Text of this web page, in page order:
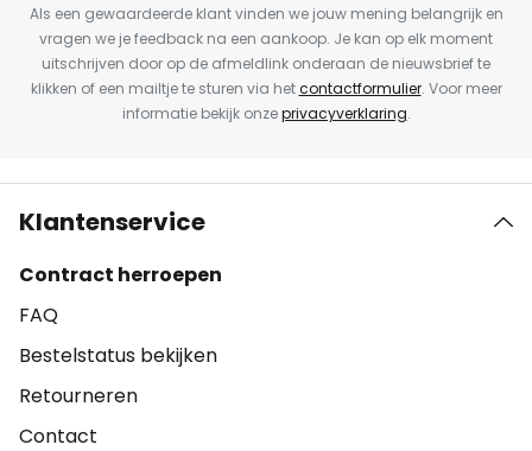
Als een gewaardeerde klant vinden we jouw mening belangrijk en
vragen we je feedback na een aankoop. Je kan op elk moment
uitschrijven door op de afmeldlink onderaan de nieuwsbrief te
klikken of een mailtje te sturen via hetcontactformulier. Voor meer
informatie bekijk onzeprivacyverklaring.
Klantenservice
Contract herroepen
FAQ
Bestelstatus bekijken
Retourneren
Contact